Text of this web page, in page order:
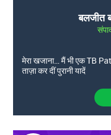
बलजीत
मेरा खजाना… मैं भी एक TB
ताज़ा कर दीं पुरानी यादें